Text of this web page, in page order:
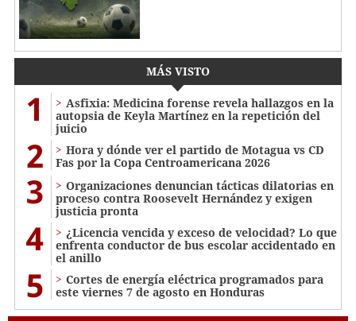
MÁS VISTO
1
Asfixia: Medicina forense revela hallazgos en la
autopsia de Keyla Martínez en la repetición del
juicio
2
Hora y dónde ver el partido de Motagua vs CD
Fas por la Copa Centroamericana 2026
3
Organizaciones denuncian tácticas dilatorias en
proceso contra Roosevelt Hernández y exigen
justicia pronta
4
¿Licencia vencida y exceso de velocidad? Lo que
enfrenta conductor de bus escolar accidentado en
el anillo
5
Cortes de energía eléctrica programados para
este viernes 7 de agosto en Honduras